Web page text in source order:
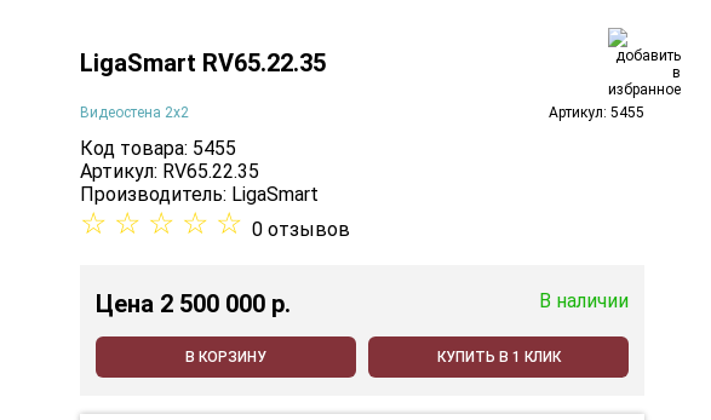
LigaSmart RV65.22.35
Видеостена 2x2 Артикул: 5455
Код товара: 5455
Артикул: RV65.22.35
Производитель: LigaSmart
☆ ☆ ☆ ☆ ☆ 0 отзывов
Цена 2 500 000 p. В наличии
В КОРЗИНУ КУПИТЬ В 1 КЛИК